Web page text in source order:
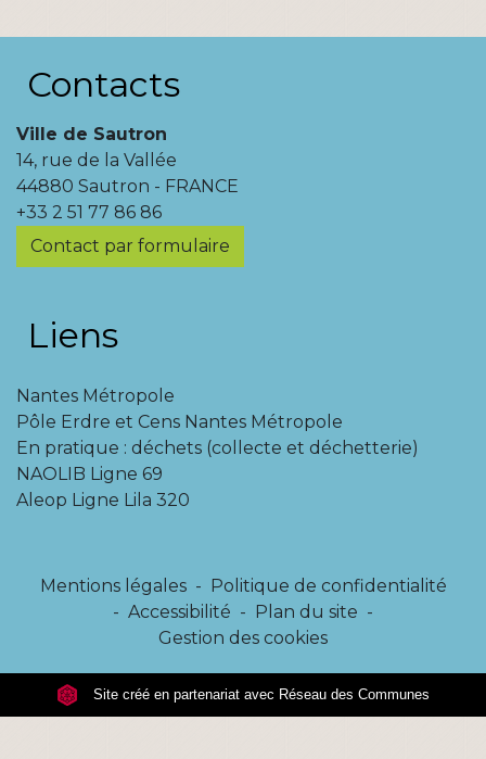
Contacts
Ville de Sautron
14, rue de la Vallée
44880 Sautron - FRANCE
+33 2 51 77 86 86
Contact par formulaire
Liens
Nantes Métropole
Pôle Erdre et Cens Nantes Métropole
En pratique : déchets (collecte et déchetterie)
NAOLIB Ligne 69
Aleop Ligne Lila 320
Mentions légales - Politique de confidentialité
- Accessibilité - Plan du site -
Gestion des cookies
Site créé en partenariat avec Réseau des Communes